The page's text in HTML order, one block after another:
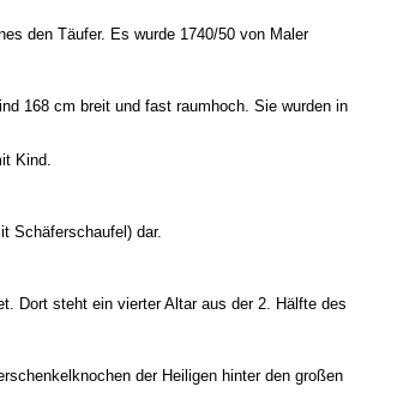
den Täufer. Es wurde 1740/50 von Maler
168 cm breit und fast raumhoch. Sie wurden in
Kind.
Schäferschaufel) dar.
Dort steht ein vierter Altar aus der 2. Hälfte des
der Heiligen hinter den großen